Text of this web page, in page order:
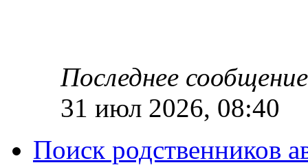
Последнее сообщение
31 июл 2026, 08:40
Поиск родственников